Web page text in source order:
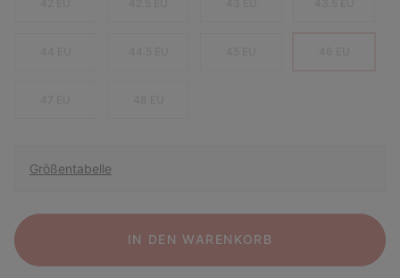
Größentabelle
IN DEN WARENKORB